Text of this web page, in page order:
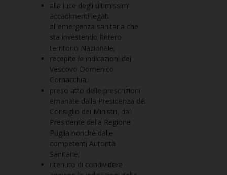
alla luce degli ultimissimi
accadimenti legati
all’emergenza sanitaria che
sta investendo l’intero
territorio Nazionale;
recepite le indicazioni del
Vescovo Domenico
Cornacchia;
preso atto delle prescrizioni
emanate dalla Presidenza del
Consiglio dei Ministri, dal
Presidente della Regione
Puglia nonché dalle
competenti Autorità
Sanitarie;
ritenuto di condividere